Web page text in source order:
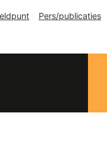
Pers/publicaties